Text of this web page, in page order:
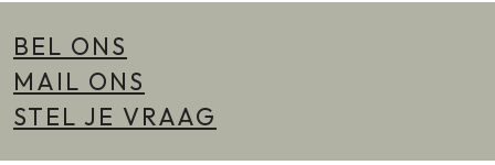
BEL ONS
MAIL ONS
STEL JE VRAAG